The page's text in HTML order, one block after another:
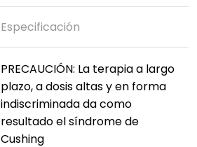
Especificación
PRECAUCIÓN: La terapia a largo
plazo, a dosis altas y en forma
indiscriminada da como
resultado el síndrome de
Cushing